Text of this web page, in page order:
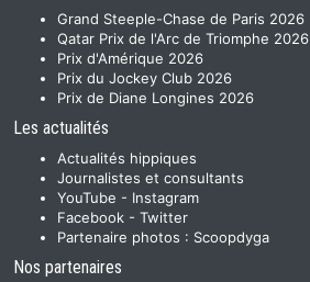
Grand Steeple-Chase de Paris 2026
Qatar Prix de l'Arc de Triomphe 2026
Prix d'Amérique 2026
Prix du Jockey Club 2026
Prix de Diane Longines 2026
Les actualités
Actualités hippiques
Journalistes et consultants
YouTube - Instagram
Facebook - Twitter
Partenaire photos : Scoopdyga
Nos partenaires